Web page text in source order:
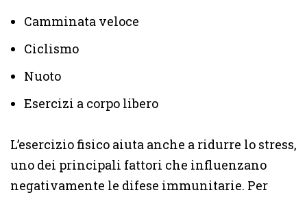
Camminata veloce
Ciclismo
Nuoto
Esercizi a corpo libero
L’esercizio fisico aiuta anche a ridurre lo stress,
uno dei principali fattori che influenzano
negativamente le difese immunitarie. Per